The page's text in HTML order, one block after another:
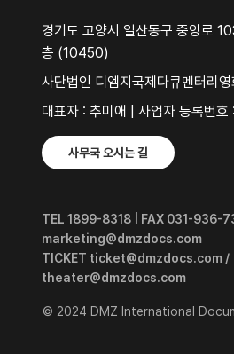
경기도 고양시 일산동구 중앙로
층 (10450)
사단법인 디엠지국제다큐멘터리영
대표자 : 추미애 | 사업자 등록번
사무국 오시는 길
TEL 1899-8318 | FAX 031-936-
marketing@dmzdocs.com
TICKET ticket@dmzdocs.com /
theater@dmzdocs.com
© 2024 DMZ International